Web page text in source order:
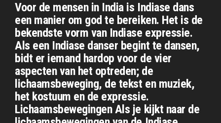
Voor de mensen in India is Indiase dans
een manier om god te bereiken. Het is de
bekendste vorm van Indiase expressie.
Als een Indiase danser begint te dansen,
bidt er iemand hardop voor de vier
aspecten van het optreden; de
lichaamsbeweging, de tekst en muziek,
het kostuum en de expressie.
Lichaamsbewegingen Als je kijkt naar de